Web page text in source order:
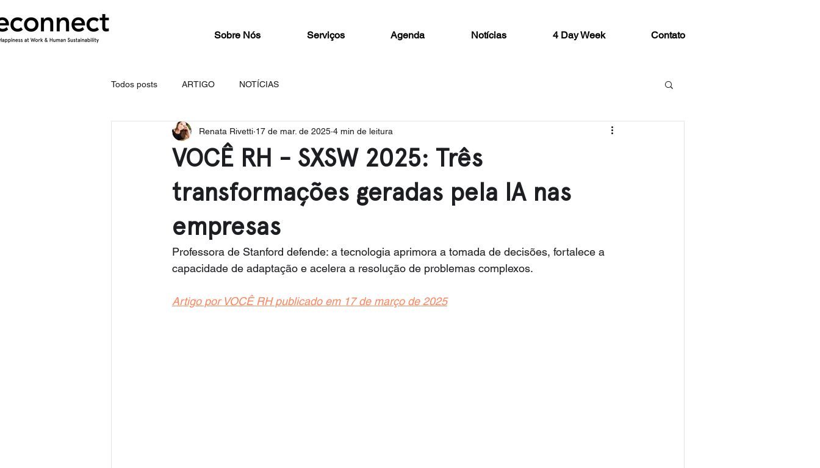
Sobre Nós Serviços Agenda Notícias 4 Day Week Contato
Todos posts ARTIGO NOTÍCIAS
VOCÊ RH - SXSW 2025: Três
transformações geradas pela IA nas
empresas
Renata Rivetti 17 de mar. de 2025 4 min de leitura
Professora de Stanford defende: a tecnologia aprimora a tomada de decisões, fortalece a
capacidade de adaptação e acelera a resolução de problemas complexos.
Artigo por VOCÊ RH publicado em 17 de março de 2025